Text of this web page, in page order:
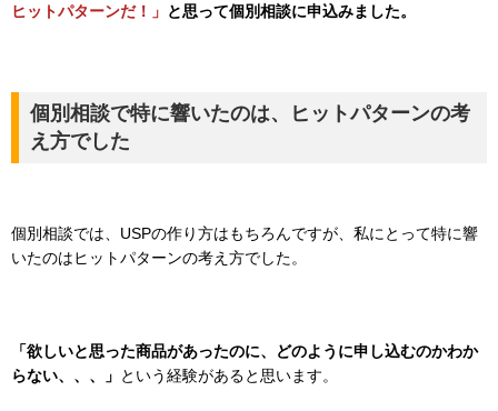
ヒットパターンだ！」 と思って個別相談に申込みました。
個別相談で特に響いたのは、ヒットパターンの考
え方でした
個別相談では、USPの作り方はもちろんですが、私にとって特に響
いたのはヒットパターンの考え方でした。
「欲しいと思った商品があったのに、どのように申し込むのかわか
らない、、、」 という経験があると思います。